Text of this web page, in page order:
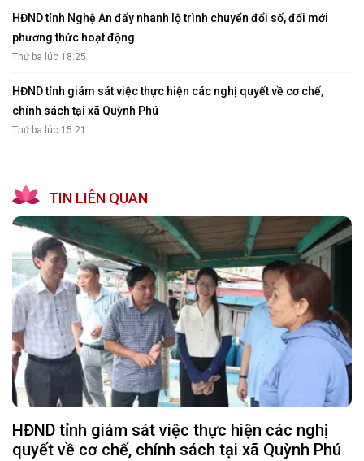
HĐND tỉnh Nghệ An đẩy nhanh lộ trình chuyển đổi số, đổi mới
phương thức hoạt động
Thứ ba lúc 18:25
HĐND tỉnh giám sát việc thực hiện các nghị quyết về cơ chế,
chính sách tại xã Quỳnh Phú
Thứ ba lúc 15:21
TIN LIÊN QUAN
HĐND tỉnh giám sát việc thực hiện các nghị
quyết về cơ chế, chính sách tại xã Quỳnh Phú